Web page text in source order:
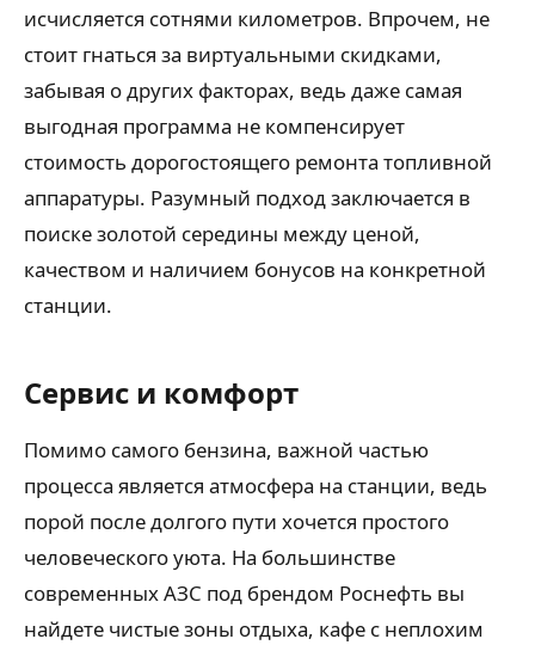
исчисляется сотнями километров. Впрочем, не
стоит гнаться за виртуальными скидками,
забывая о других факторах, ведь даже самая
выгодная программа не компенсирует
стоимость дорогостоящего ремонта топливной
аппаратуры. Разумный подход заключается в
поиске золотой середины между ценой,
качеством и наличием бонусов на конкретной
станции.
Сервис и комфорт
Помимо самого бензина, важной частью
процесса является атмосфера на станции, ведь
порой после долгого пути хочется простого
человеческого уюта. На большинстве
современных АЗС под брендом Роснефть вы
найдете чистые зоны отдыха, кафе с неплохим